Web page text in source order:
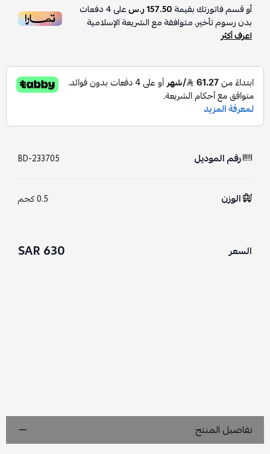
أو قسم فاتورتك بقيمة157.50 ر.س على4دفعات
بدون رسوم تأخير، متوافقة مع الشريعة الإسلامية
اعرف أكثر
رقم الموديل BD-233705
الوزن 0.5 كجم
السعر 630 SAR
تفاصيل المنتج